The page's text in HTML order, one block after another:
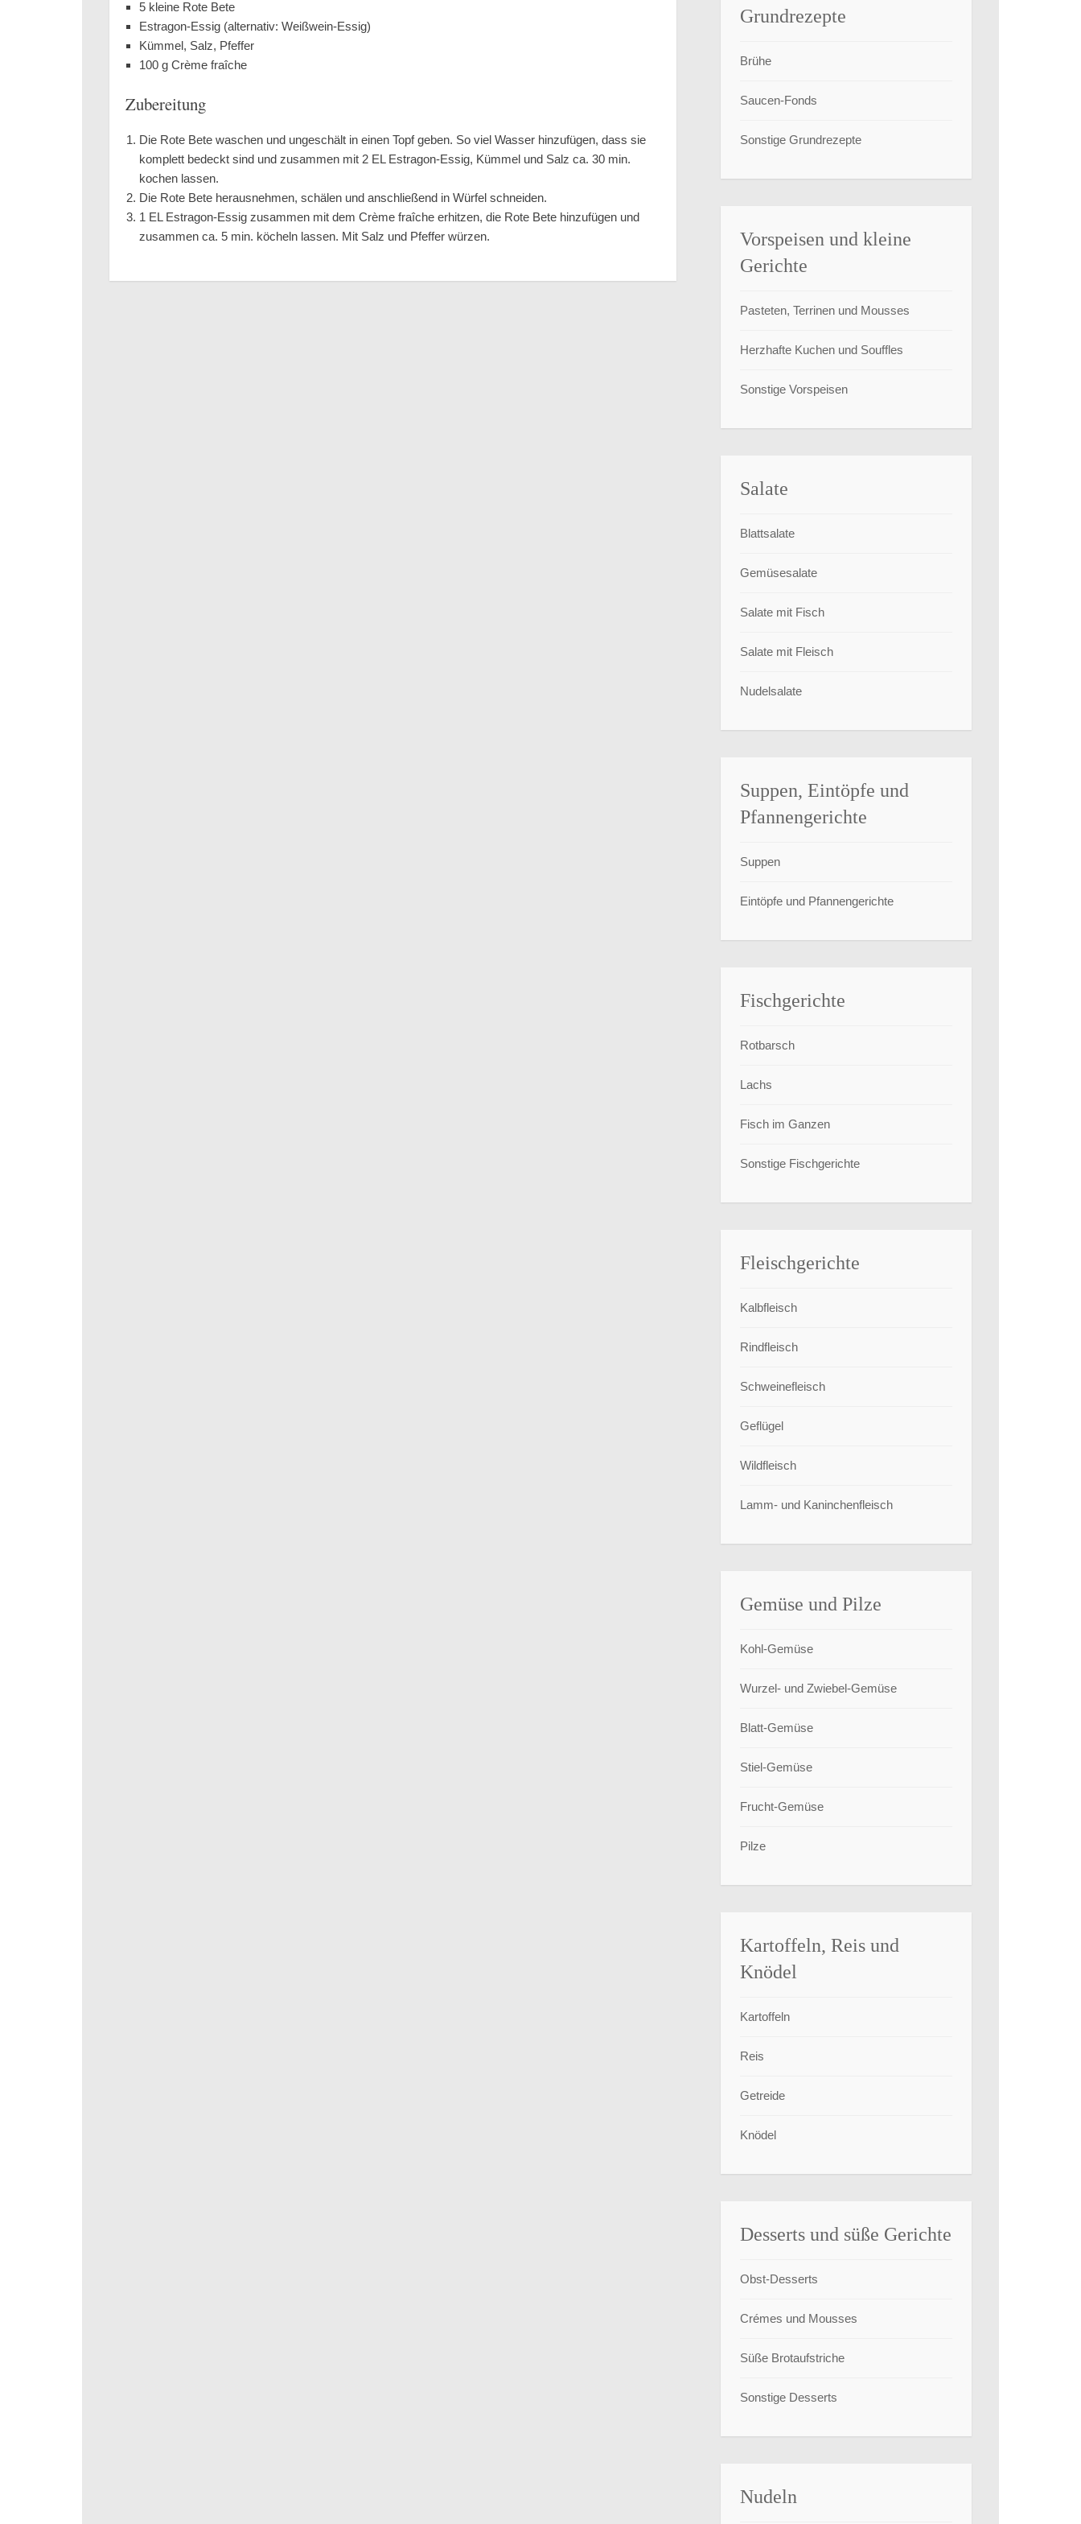
5 kleine Rote Bete
Estragon-Essig (alternativ: Weißwein-Essig)
Kümmel, Salz, Pfeffer
100 g Crème fraîche
Zubereitung
Die Rote Bete waschen und ungeschält in einen Topf geben. So viel Wasser hinzufügen, dass sie
komplett bedeckt sind und zusammen mit 2 EL Estragon-Essig, Kümmel und Salz ca. 30 min.
kochen lassen.
Die Rote Bete herausnehmen, schälen und anschließend in Würfel schneiden.
1 EL Estragon-Essig zusammen mit dem Crème fraîche erhitzen, die Rote Bete hinzufügen und
zusammen ca. 5 min. köcheln lassen. Mit Salz und Pfeffer würzen.
Grundrezepte
Brühe
Saucen-Fonds
Sonstige Grundrezepte
Vorspeisen und kleine
Gerichte
Pasteten, Terrinen und Mousses
Herzhafte Kuchen und Souffles
Sonstige Vorspeisen
Salate
Blattsalate
Gemüsesalate
Salate mit Fisch
Salate mit Fleisch
Nudelsalate
Suppen, Eintöpfe und
Pfannengerichte
Suppen
Eintöpfe und Pfannengerichte
Fischgerichte
Rotbarsch
Lachs
Fisch im Ganzen
Sonstige Fischgerichte
Fleischgerichte
Kalbfleisch
Rindfleisch
Schweinefleisch
Geflügel
Wildfleisch
Lamm- und Kaninchenfleisch
Gemüse und Pilze
Kohl-Gemüse
Wurzel- und Zwiebel-Gemüse
Blatt-Gemüse
Stiel-Gemüse
Frucht-Gemüse
Pilze
Kartoffeln, Reis und
Knödel
Kartoffeln
Reis
Getreide
Knödel
Desserts und süße Gerichte
Obst-Desserts
Crémes und Mousses
Süße Brotaufstriche
Sonstige Desserts
Nudeln